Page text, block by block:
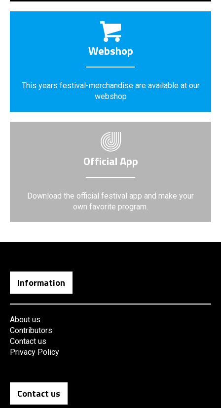
Webshop
This years festival-merchandise are available at our
webshop
Official App
Download the official festival app and make your
own favorite program.
Information
About us
Contributors
Contact us
Privacy Policy
Contact us